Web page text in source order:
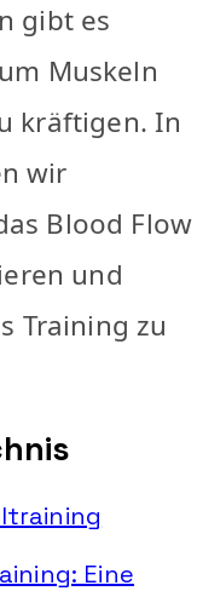
gibt es
Muskeln
kräftigen. In
wir
Blood Flow
und
Training zu
Eine